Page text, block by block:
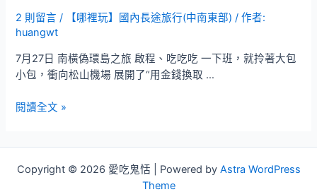
的
阿
山、
新
三
遊
–
2 則留言 / 【哪裡玩】國內長途旅行(中南東部) / 作者:
huangwt
7月27日 南橫偽環島之旅 啟程、吃吃吃 一下班，就拎著大包
小包，衝向松山機場 展開了“用金錢換取 …
【玩
南
閱讀全文 »
Copyright © 2026 愛吃鬼恬 | Powered by Astra WordPress
Theme